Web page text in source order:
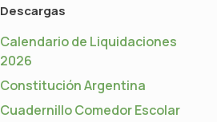
Descargas
Calendario de Liquidaciones
2026
Constitución Argentina
Cuadernillo Comedor Escolar